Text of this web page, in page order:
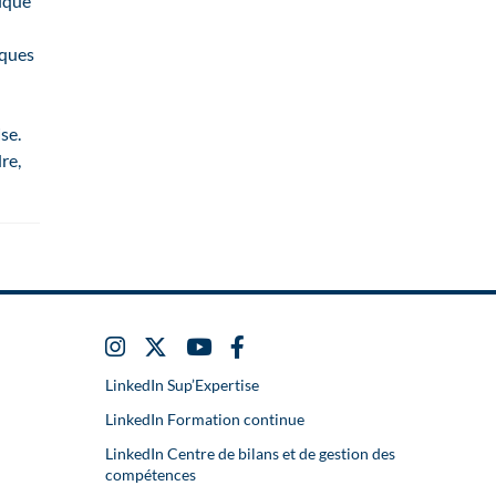
LinkedIn Sup’Expertise
LinkedIn Formation continue
LinkedIn Centre de bilans et de gestion des
compétences